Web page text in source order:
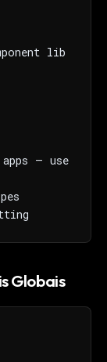
lib
— use
Globais